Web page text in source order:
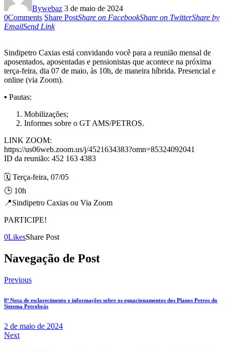
Bywebaz 3 de maio de 2024
0Comments Share PostShare on FacebookShare on TwitterShare by
EmailSend Link
Sindipetro Caxias está convidando você para a reunião mensal de
aposentados, aposentadas e pensionistas que acontece na próxima
terça-feira, dia 07 de maio, às 10h, de maneira híbrida. Presencial e
online (via Zoom).
▪️ Pautas:
Mobilizações;
Informes sobre o GT AMS/PETROS.
LINK ZOOM:
https://us06web.zoom.us/j/4521634383?omn=85324092041
ID da reunião: 452 163 4383
🗓 Terça-feira, 07/05
🕒 10h
📍Sindipetro Caxias ou Via Zoom
PARTICIPE!
0LikesShare Post
Navegação de Post
Previous
8ª Nota de esclarecimento e informações sobre os equacionamentos dos Planos Petros do
Sistema Petrobrás
2 de maio de 2024
Next